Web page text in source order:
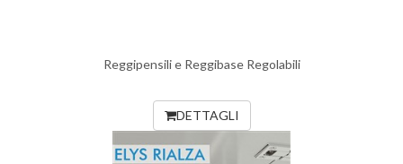
Reggipensili e Reggibase Regolabili
DETTAGLI